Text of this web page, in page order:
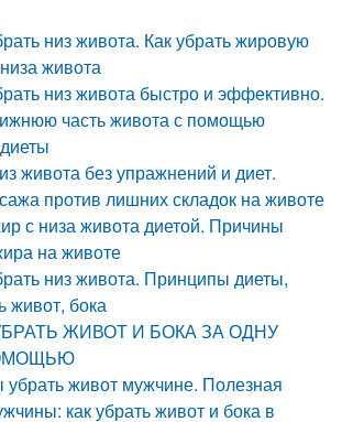
низ живота. Как убрать жировую
живота
низ живота быстро и эффективно.
часть живота с помощью
живота без упражнений и диет.
против лишних складок на животе
с низа живота диетой. Причины
на животе
низ живота. Принципы диеты,
живот, бока
ЖИВОТ И БОКА ЗА ОДНУ
убрать живот мужчине. Полезная
как убрать живот и бока в